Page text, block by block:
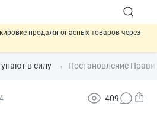
продажи опасных товаров через
беременных пропишут в ТК РФ#новости
за подрядчиками ИЖС с эскроу-
в силу Постановление
409